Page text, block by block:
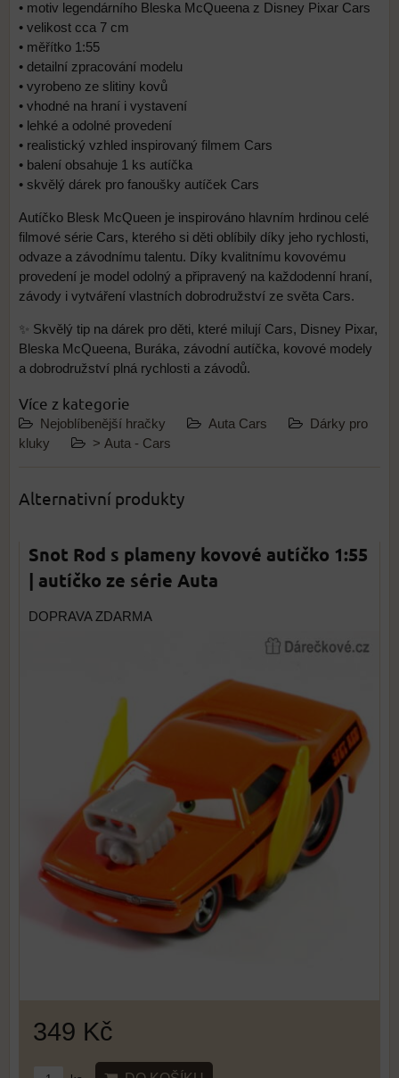
• motiv legendárního Bleska McQueena z Disney Pixar Cars
• velikost cca 7 cm
• měřítko 1:55
• detailní zpracování modelu
• vyrobeno ze slitiny kovů
• vhodné na hraní i vystavení
• lehké a odolné provedení
• realistický vzhled inspirovaný filmem Cars
• balení obsahuje 1 ks autíčka
• skvělý dárek pro fanoušky autíček Cars
Autíčko Blesk McQueen je inspirováno hlavním hrdinou celé
filmové série Cars, kterého si děti oblíbily díky jeho rychlosti,
odvaze a závodnímu talentu. Díky kvalitnímu kovovému
provedení je model odolný a připravený na každodenní hraní,
závody i vytváření vlastních dobrodružství ze světa Cars.
✨ Skvělý tip na dárek pro děti, které milují Cars, Disney Pixar,
Bleska McQueena, Buráka, závodní autíčka, kovové modely
a dobrodružství plná rychlosti a závodů.
Více z kategorie
Nejoblíbenější hračky Auta Cars
Dárky pro
kluky
> Auta - Cars
Alternativní produkty
Snot Rod s plameny kovové autíčko 1:55
| autíčko ze série Auta
DOPRAVA ZDARMA
349 Kč